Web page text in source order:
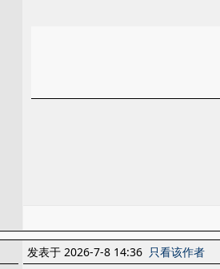
发表于 2026-7-8 14:36 只看该作者